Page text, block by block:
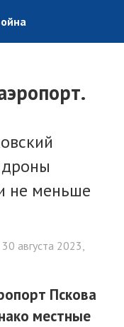
не меньше
30 августа 2023,
Пскова
местные